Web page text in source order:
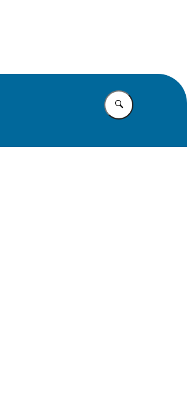
Vul in wat u